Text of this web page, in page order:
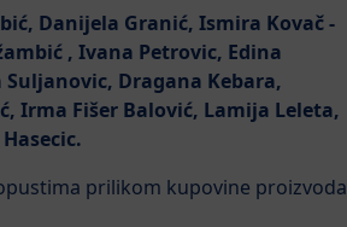
Danijela Granić, Ismira Kovač -
, Ivana Petrovic, Edina
Dragana Kebara,
Irma Fišer Balović, Lamija Leleta,
prilikom kupovine proizvoda